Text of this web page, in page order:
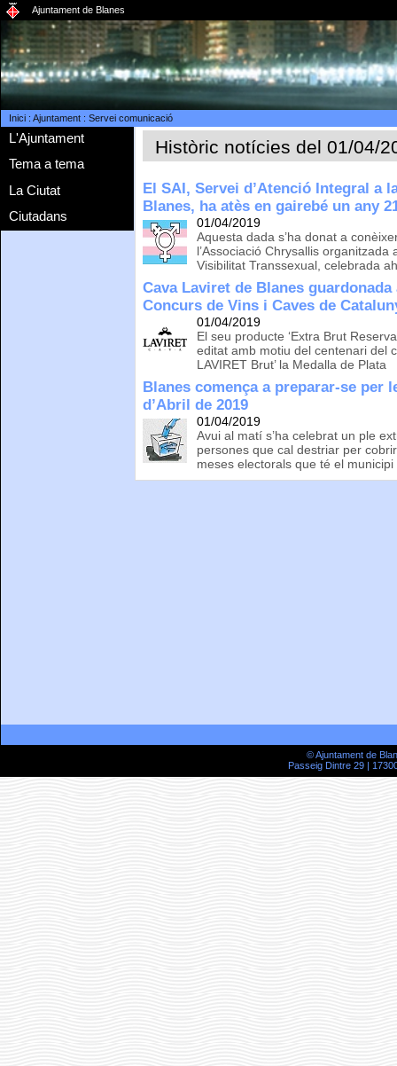
Ajuntament de Blanes
Inici: Ajuntament: Servei comunicació
L'Ajuntament
Tema a tema
La Ciutat
Ciutadans
Històric notícies del 01/04/
El SAI, Servei d’Atenció Integral a
Blanes, ha atès en gairebé un any
01/04/2019
Aquesta dada s’ha donat a
l’Associació Chrysallis
Visibilitat Transsexual, celebrada
Cava Laviret de Blanes guardonada
Concurs de Vins i Caves de
01/04/2019
El seu producte ‘Extra Brut
editat amb motiu del centenari del
LAVIRET Brut’ la Medalla de Plata
Blanes comença a preparar-se per
d’Abril de 2019
01/04/2019
Avui al matí s’ha celebrat un ple
persones que cal destriar per
meses electorals que té el municipi
© Ajuntament de
Passeig Dintre 29 |